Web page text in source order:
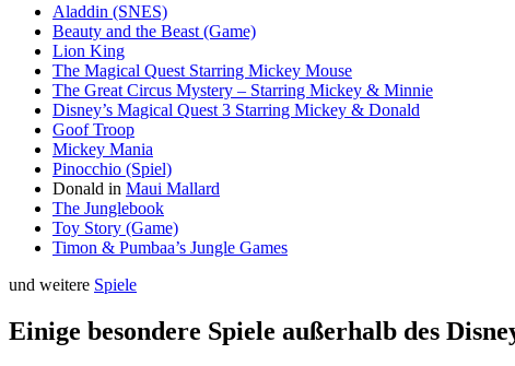
Aladdin (SNES)
Beauty and the Beast (Game)
Lion King
The Magical Quest Starring Mickey Mouse
The Great Circus Mystery – Starring Mickey & Minnie
Disney’s Magical Quest 3 Starring Mickey & Donald
Goof Troop
Mickey Mania
Pinocchio (Spiel)
Donald in Maui Mallard
The Junglebook
Toy Story (Game)
Timon & Pumbaa’s Jungle Games
und weitere Spiele
Einige besondere Spiele außerhalb des